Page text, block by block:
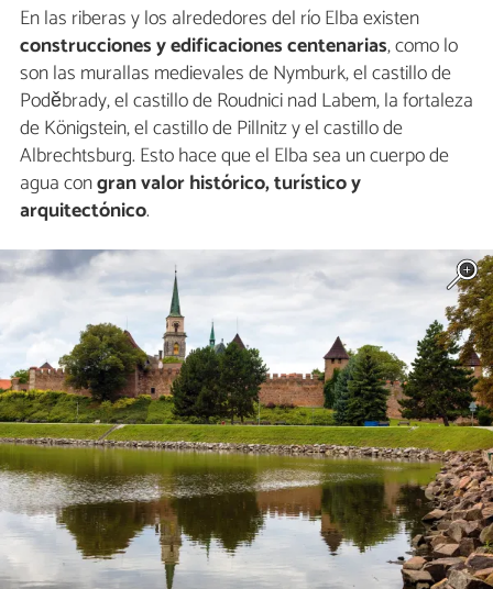
En las riberas y los alrededores del río Elba existen
construcciones y edificaciones centenarias, como lo
son las murallas medievales de Nymburk, el castillo de
Poděbrady, el castillo de Roudnici nad Labem, la fortaleza
de Königstein, el castillo de Pillnitz y el castillo de
Albrechtsburg. Esto hace que el Elba sea un cuerpo de
agua congran valor histórico, turístico y
arquitectónico.